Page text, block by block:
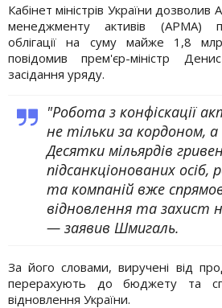
Кабінет міністрів України
менеджменту активів (АРМА)
облігації на суму майже 1,8
повідомив прем'єр-міністр
засідання уряду.
"Робота з конфіскації
не тільки за кордоном, а
Десятки мільярдів
підсанкціонованих осіб,
та компаній вже
відновлення та захист
— заявив Шмигаль.
За його словами, виручені від
перерахують до бюджету та
відновлення України.